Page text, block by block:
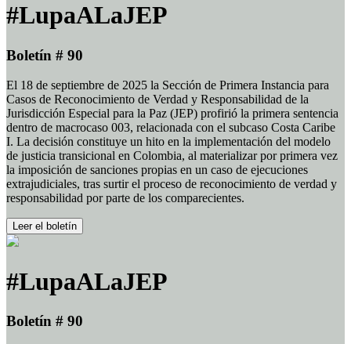
#LupaALaJEP
Boletín # 90
El 18 de septiembre de 2025 la Sección de Primera Instancia para
Casos de Reconocimiento de Verdad y Responsabilidad de la
Jurisdicción Especial para la Paz (JEP) profirió la primera sentencia
dentro de macrocaso 003, relacionada con el subcaso Costa Caribe
I. La decisión constituye un hito en la implementación del modelo
de justicia transicional en Colombia, al materializar por primera vez
la imposición de sanciones propias en un caso de ejecuciones
extrajudiciales, tras surtir el proceso de reconocimiento de verdad y
responsabilidad por parte de los comparecientes.
Leer el boletín
#LupaALaJEP
Boletín # 90